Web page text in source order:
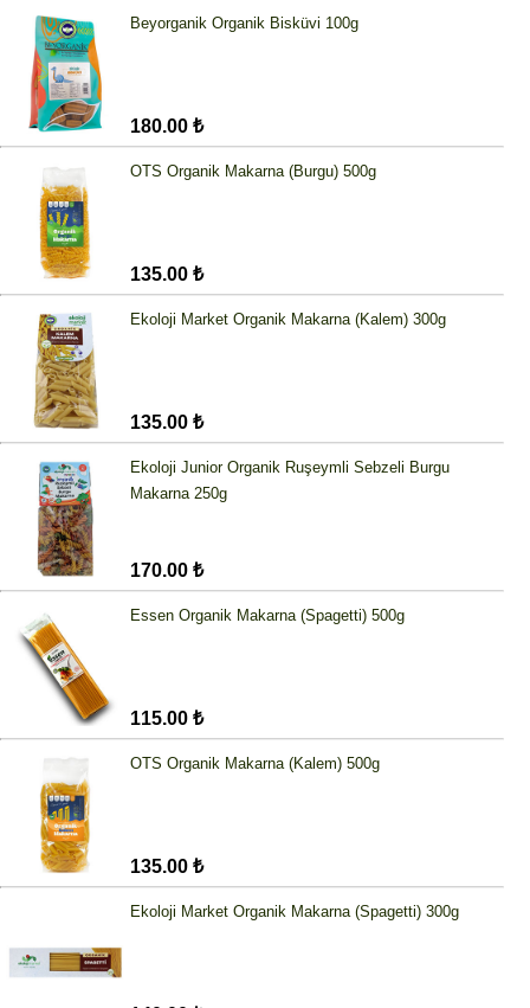
Beyorganik Organik Bisküvi 100g
180.00 ₺
OTS Organik Makarna (Burgu) 500g
135.00 ₺
Ekoloji Market Organik Makarna (Kalem) 300g
135.00 ₺
Ekoloji Junior Organik Ruşeymli Sebzeli Burgu
Makarna 250g
170.00 ₺
Essen Organik Makarna (Spagetti) 500g
115.00 ₺
OTS Organik Makarna (Kalem) 500g
135.00 ₺
Ekoloji Market Organik Makarna (Spagetti) 300g